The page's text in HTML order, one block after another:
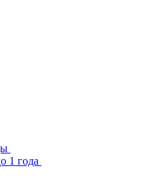
1 года